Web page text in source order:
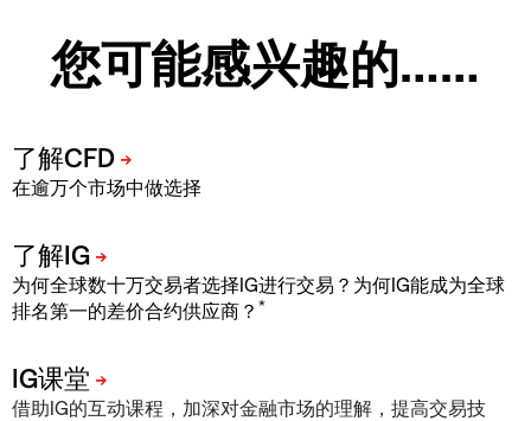
您可能感兴趣的……
在逾万个市场中做选择
为何全球数十万交易者选择IG进行交易？为何IG能成为全球
排名第一的差价合约供应商？ *
借助IG的互动课程，加深对金融市场的理解，提高交易技